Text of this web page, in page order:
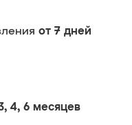
от 7 дней
4, 6 месяцев